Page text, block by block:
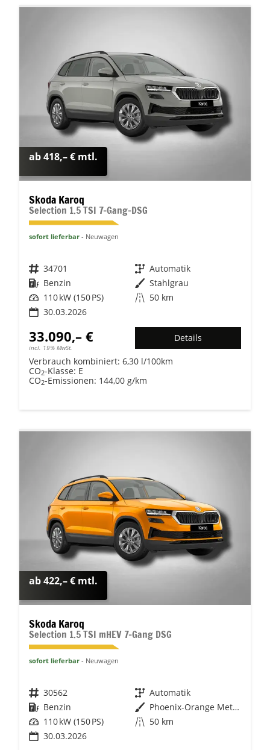
ab 418,– € mtl.
Skoda Karoq
Selection 1.5 TSI 7-Gang-DSG
sofort lieferbar Neuwagen
Fahrzeugnr. 34701 Getriebe Automatik
Kraftstoff Benzin Außenfarbe Stahlgrau
Leistung 110 kW (150 PS) Kilometerstand 50 km
30.03.2026
33.090,– €
incl. 19% MwSt.
Details
Verbrauch kombiniert: 6,30 l/100km
CO2-Klasse: E
CO2-Emissionen: 144,00 g/km
ab 422,– € mtl.
Skoda Karoq
Selection 1.5 TSI mHEV 7-Gang DSG
sofort lieferbar Neuwagen
Fahrzeugnr. 30562 Getriebe Automatik
Kraftstoff Benzin Außenfarbe
Phoenix-Orange Metallic
Leistung 110 kW (150 PS) Kilometerstand 50 km
30.03.2026